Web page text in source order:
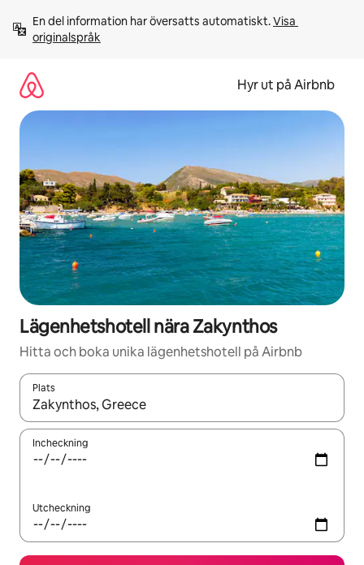
innehåll
En del information har översatts automatiskt. Visa
originalspråk
Hyr ut på Airbnb
Lägenhetshotell nära Zakynthos
Hitta och boka unika lägenhetshotell på Airbnb
Plats
När resultaten är tillgängliga kan du navigera med upp- och
Incheckning
Utcheckning